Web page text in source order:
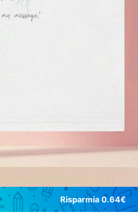
Risparmia 0.64€